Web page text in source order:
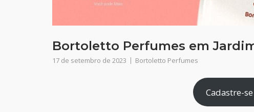
Bortoletto Perfumes em
17 de setembro de 2023 Bortoletto Perfumes
Cadastre-